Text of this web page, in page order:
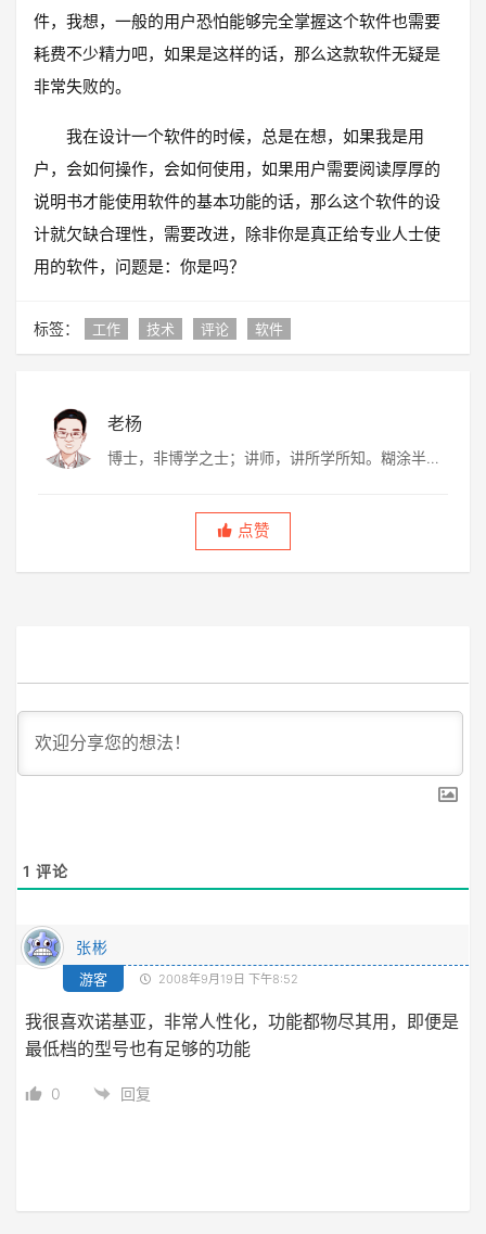
件，我想，一般的用户恐怕能够完全掌握这个软件也需要
耗费不少精力吧，如果是这样的话，那么这款软件无疑是
非常失败的。
我在设计一个软件的时候，总是在想，如果我是用
户，会如何操作，会如何使用，如果用户需要阅读厚厚的
说明书才能使用软件的基本功能的话，那么这个软件的设
计就欠缺合理性，需要改进，除非你是真正给专业人士使
用的软件，问题是：你是吗？
标签： 工作 技术 评论 软件
老杨
博士，非博学之士；讲师，讲所学所知。糊涂半
点赞
1 评论
张彬
游客 2008年9月19日 下午8:52
我很喜欢诺基亚，非常人性化，功能都物尽其用，即便是
最低档的型号也有足够的功能
0 回复